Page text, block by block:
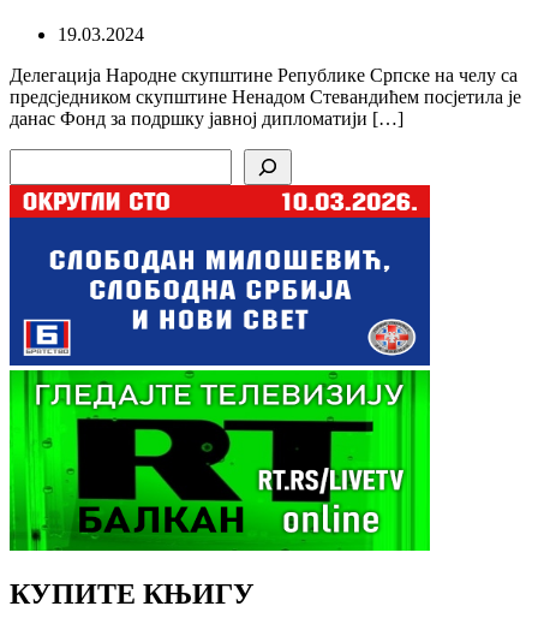
19.03.2024
Делегација Народне скупштине Републике Српске на челу са
предсједником скупштине Ненадом Стевандићем посјетила је
данас Фонд за подршку јавној дипломатији […]
КУПИТЕ КЊИГУ